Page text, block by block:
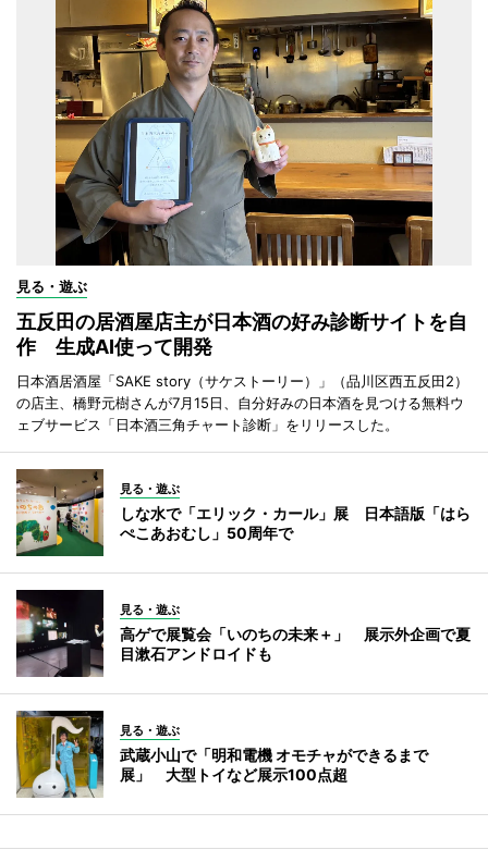
見る・遊ぶ
五反田の居酒屋店主が日本酒の好み診断サイトを自
作 生成AI使って開発
日本酒居酒屋「SAKE story（サケストーリー）」（品川区西五反田2）
の店主、橋野元樹さんが7月15日、自分好みの日本酒を見つける無料ウ
ェブサービス「日本酒三角チャート診断」をリリースした。
見る・遊ぶ
しな水で「エリック・カール」展 日本語版「はら
ぺこあおむし」50周年で
見る・遊ぶ
高ゲで展覧会「いのちの未来＋」 展示外企画で夏
目漱石アンドロイドも
見る・遊ぶ
武蔵小山で「明和電機 オモチャができるまで
展」 大型トイなど展示100点超